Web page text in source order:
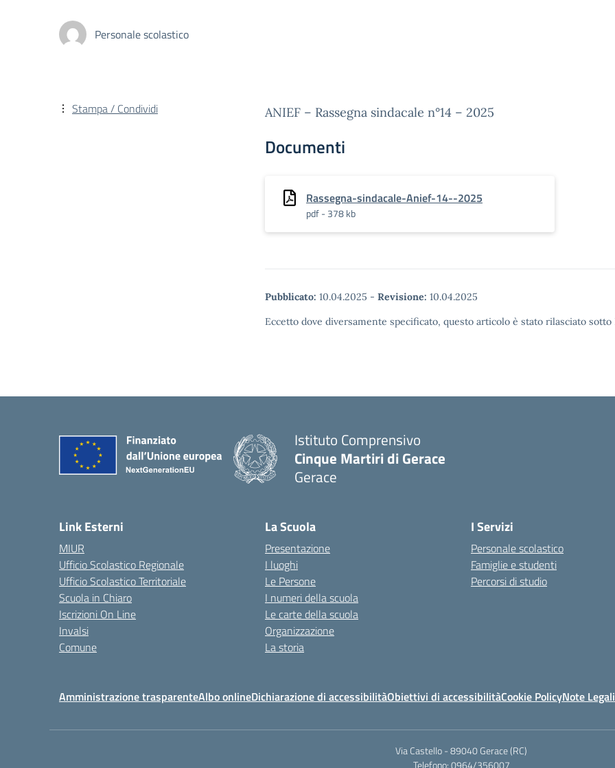
Personale scolastico
ANIEF – Rassegna sindacale n°14 – 2025
Documenti
Rassegna-sindacale-Anief-14--2025
pdf - 378 kb
Pubblicato: 10.04.2025 - Revisione: 10.04.2025
Eccetto dove diversamente specificato, questo articolo è stato rilasciato
Stampa / Condividi
Istituto Comprensivo
Cinque Martiri di Gerace
Gerace
Link Esterni
MIUR
Ufficio Scolastico Regionale
Ufficio Scolastico Territoriale
Scuola in Chiaro
Iscrizioni On Line
Invalsi
Comune
La Scuola
Presentazione
I luoghi
Le Persone
I numeri della scuola
Le carte della scuola
Organizzazione
La storia
I Servizi
Personale scolastico
Famiglie e studenti
Percorsi di studio
Amministrazione trasparenteAlbo onlineDichiarazione di accessibilitàObiettivi di accessibilitàCookie PolicyNote Legali
Via Castello - 89040 Gerace (RC)
Telefono: 0964/356007